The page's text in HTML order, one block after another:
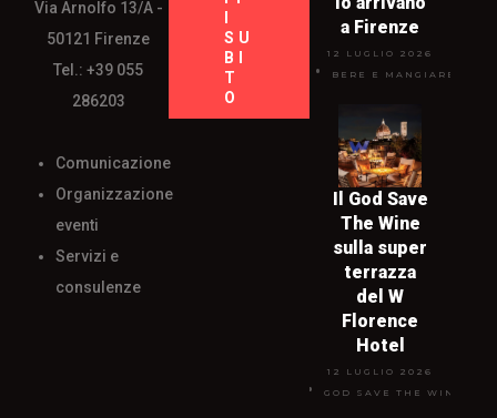
Via Arnolfo 13/A -
50121 Firenze
Tel.: +39 055
286203
Comunicazione
Organizzazione
eventi
Servizi e
consulenze
SU
BI
T
O
a Firenze
12 LUGLIO 2026
BERE E MANGIARE
Il God Save
The Wine
sulla super
terrazza
del W
Florence
Hotel
12 LUGLIO 2026
GOD SAVE THE WINE